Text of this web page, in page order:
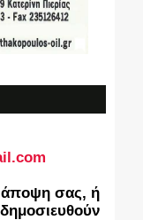
άποψη σας, ή